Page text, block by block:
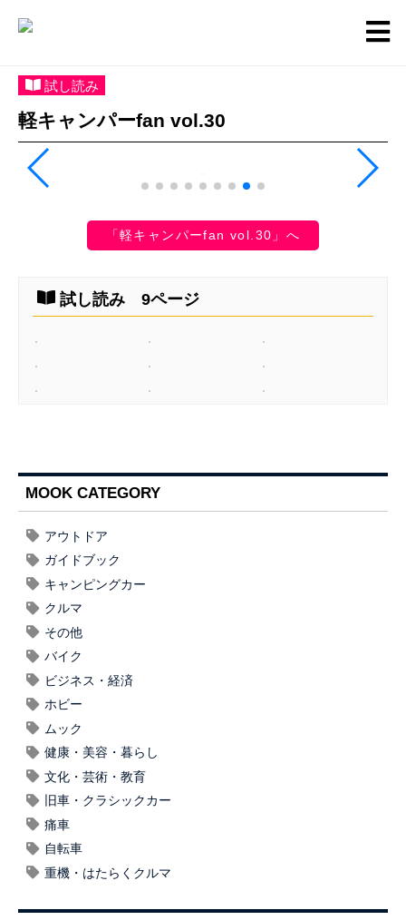
試し読み
軽キャンパーfan vol.30
「軽キャンパーfan vol.30」へ
試し読み 9ページ
MOOK CATEGORY
アウトドア
ガイドブック
キャンピングカー
クルマ
その他
バイク
ビジネス・経済
ホビー
ムック
健康・美容・暮らし
文化・芸術・教育
旧車・クラシックカー
痛車
自転車
重機・はたらくクルマ